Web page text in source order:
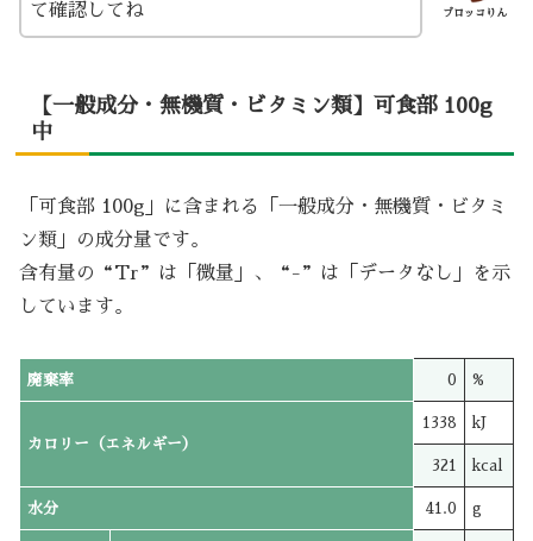
ブロッコりん
て確認してね
【一般成分・無機質・ビタミン類】可食部 100g
中
「可食部 100g」に含まれる「一般成分・無機質・ビタミ
ン類」の成分量です。
含有量の“Tr”は「微量」、“-”は「データなし」を示
しています。
廃棄率 0 %
カロリー（エネルギー）
1338 kJ
321 kcal
水分 41.0 g